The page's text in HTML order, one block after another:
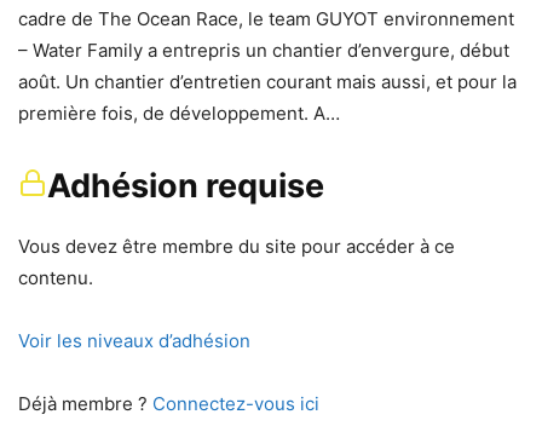
cadre de The Ocean Race, le team GUYOT environnement
– Water Family a entrepris un chantier d’envergure, début
août. Un chantier d’entretien courant mais aussi, et pour la
première fois, de développement. A…
Adhésion requise
Vous devez être membre du site pour accéder à ce
contenu.
Voir les niveaux d’adhésion
Déjà membre ? Connectez-vous ici